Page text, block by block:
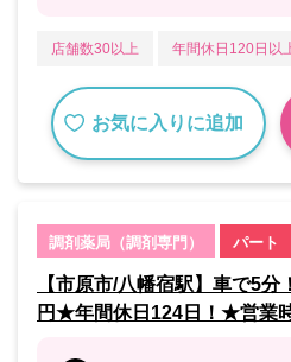
店舗数30以上 年間休日120日以
お気に入りに追加
調剤薬局（調剤専門） パート
【市原市/八幡宿駅】車で5
円★年間休日124日！★営業